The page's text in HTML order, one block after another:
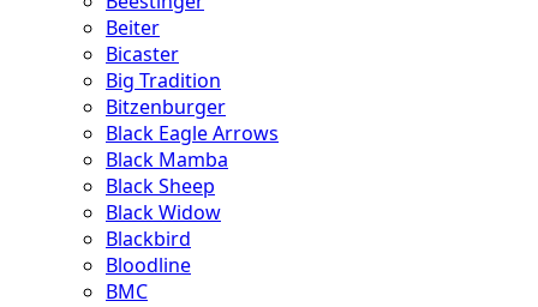
Beiter
Bicaster
Big Tradition
Bitzenburger
Black Eagle Arrows
Black Mamba
Black Sheep
Black Widow
Blackbird
Bloodline
BMC